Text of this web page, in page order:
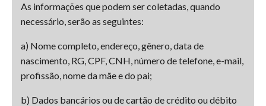
As informações que podem ser coletadas, quando
necessário, serão as seguintes:
a) Nome completo, endereço, gênero, data de
nascimento, RG, CPF, CNH, número de telefone, e-mail,
profissão, nome da mãe e do pai;
b) Dados bancários ou de cartão de crédito ou débito